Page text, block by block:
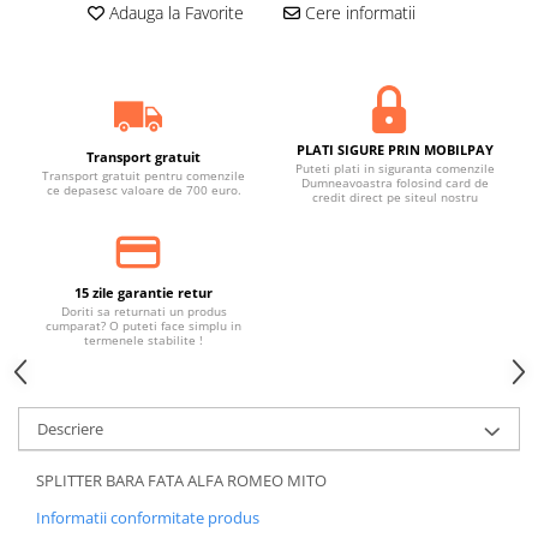
Bara fata
Eleroane auto
Praguri tuning
Tuning evacuare
Accesorii tobe
Banda termoizolata
Capete toba
Tobe sport
Tuning iluminari
Becuri LED
Faruri
Iluminari autoutilitare
Kituri xenon
Adauga la Favorite Cere informatii
Transport gratuit
Transport gratuit pentru comenzile
ce depasesc valoare de 700 euro.
PLATI SIGURE PRIN MOBILPAY
Puteti plati in siguranta comenzile
Dumneavoastra folosind card de
credit direct pe siteul nostru
15 zile garantie retur
Doriti sa returnati un produs
cumparat? O puteti face simplu in
termenele stabilite !
Descriere
SPLITTER BARA FATA ALFA ROMEO MITO
Informatii conformitate produs